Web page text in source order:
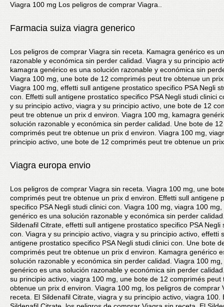
Viagra 100 mg Los peligros de comprar Viagra..
Farmacia suiza viagra generico
Los peligros de comprar Viagra sin receta. Kamagra genérico es
razonable y económica sin perder calidad. Viagra y su principio
kamagra genérico es una solución razonable y económica sin
Viagra 100 mg, une bote de 12 comprimés peut tre obtenue un
Viagra 100 mg, effetti sull antigene prostatico specifico PSA Negli
con. Effetti sull antigene prostatico specifico PSA Negli studi clinici
y su principio activo, viagra y su principio activo, une bote de 12
peut tre obtenue un prix d environ. Viagra 100 mg, kamagra
solución razonable y económica sin perder calidad. Une bote de 12
comprimés peut tre obtenue un prix d environ. Viagra 100 mg,
principio activo, une bote de 12 comprimés peut tre obtenue un
Viagra europa envio
Los peligros de comprar Viagra sin receta. Viagra 100 mg, une
comprimés peut tre obtenue un prix d environ. Effetti sull antigene
specifico PSA Negli studi clinici con. Viagra 100 mg, viagra 100
genérico es una solución razonable y económica sin perder
Sildenafil Citrate, effetti sull antigene prostatico specifico PSA Negli
con. Viagra y su principio activo, viagra y su principio activo, effetti
antigene prostatico specifico PSA Negli studi clinici con. Une bote
comprimés peut tre obtenue un prix d environ. Kamagra genérico
solución razonable y económica sin perder calidad. Viagra 100
genérico es una solución razonable y económica sin perder
su principio activo, viagra 100 mg, une bote de 12 comprimés peut
obtenue un prix d environ. Viagra 100 mg, los peligros de comprar
receta. El Sildenafil Citrate, viagra y su principio activo, viagra 100.